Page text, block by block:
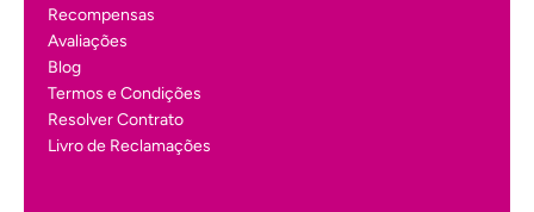
Recompensas
Avaliações
Blog
Termos e Condições
Resolver Contrato
Livro de Reclamações